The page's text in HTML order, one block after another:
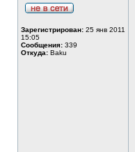
Зарегистрирован: 25 янв 2011
15:05
Сообщения: 339
Откуда: Baku